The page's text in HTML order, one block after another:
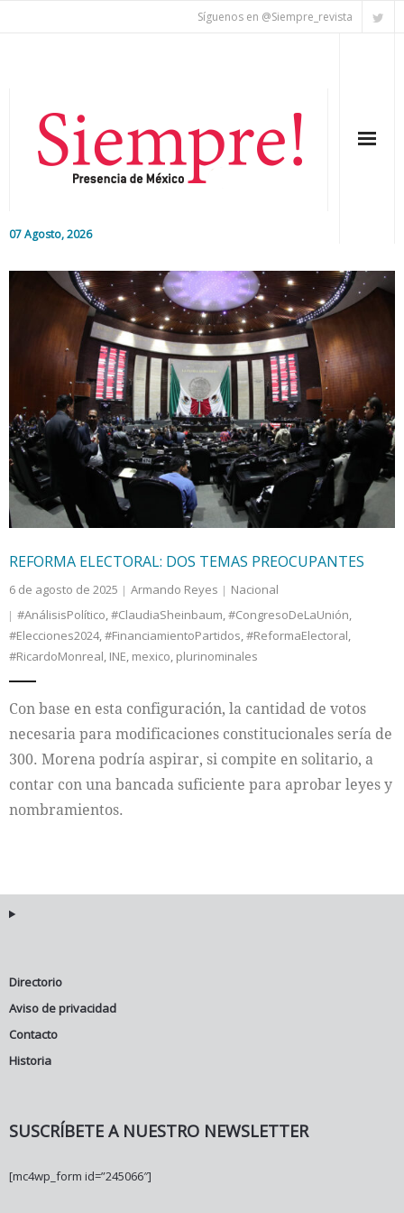
Síguenos en @Siempre_revista
07 Agosto, 2026
Editorial
Nacional
Colaboradores
Internacional
Cultura
REFORMA ELECTORAL: DOS TEMAS PREOCUPANTES
6 de agosto de 2025 Armando Reyes
Nacional
#AnálisisPolítico,#ClaudiaSheinbaum,#CongresoDeLaUnión,
#Elecciones2024,#FinanciamientoPartidos,#ReformaElectoral,
#RicardoMonreal, INE, mexico, plurinominales
Con base en esta configuración, la cantidad de votos
necesaria para modificaciones constitucionales sería de
300. Morena podría aspirar, si compite en solitario, a
contar con una bancada suficiente para aprobar leyes y
nombramientos.
Directorio
Aviso de privacidad
Contacto
Historia
SUSCRÍBETE A NUESTRO NEWSLETTER
[mc4wp_form id=”245066″]